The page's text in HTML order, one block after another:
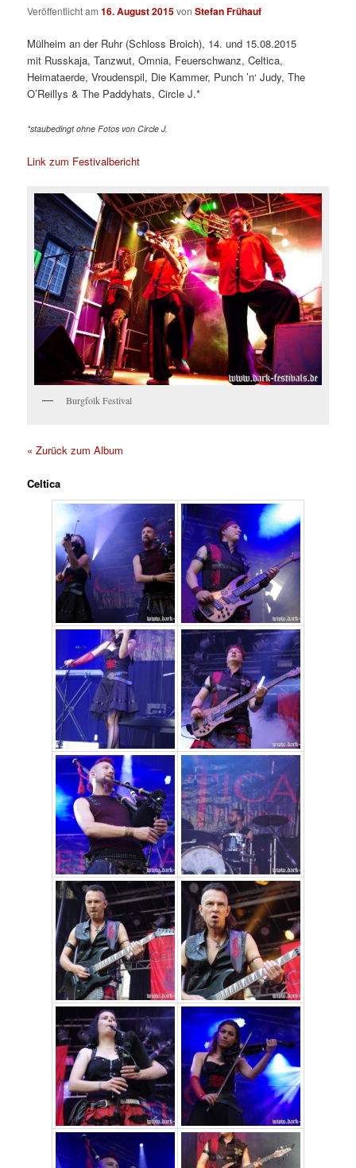
Veröffentlicht am16. August 2015vonStefan Frühauf
Mülheim an der Ruhr (Schloss Broich), 14. und 15.08.2015
mit Russkaja, Tanzwut, Omnia, Feuerschwanz, Celtica,
Heimataerde, Vroudenspil, Die Kammer, Punch ’n‘ Judy, The
O’Reillys & The Paddyhats, Circle J.*
*staubedingt ohne Fotos von Circle J.
Link zum Festivalbericht
Burgfolk Festival
« Zurück zum Album
Celtica